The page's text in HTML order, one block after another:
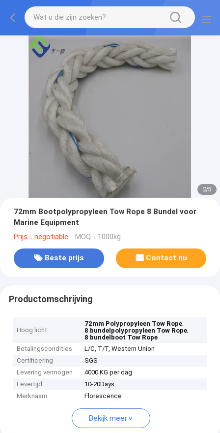
2/5
72mm Bootpolypropyleen Tow Rope 8 Bundel voor
Marine Equipment
Prijs：negotiable MOQ：1000kg
Beste prijs Contact nu
Productomschrijving
Hoog licht
72mm Polypropyleen Tow Rope,
8 bundelpolypropyleen Tow Rope,
8 bundelboot Tow Rope
Betalingscondities
L/C, T/T, Western Union
Certificering
SGS
Levering vermogen
4000 KG per dag
Levertijd
10-20Days
Merknaam
Florescence
Bekijk meer